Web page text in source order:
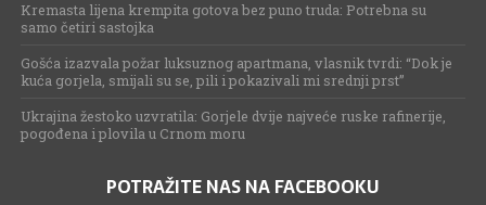
Kremasta lijena krempita gotova bez puno truda: Potrebna su
samo četiri sastojka
Gošća izazvala požar luksuznog apartmana, vlasnik tvrdi: “Dok je
kuća gorjela, smijali su se, pili i pokazivali mi srednji prst”
Ukrajina žestoko uzvratila: Gorjele dvije najveće ruske rafinerije,
pogođena i plovila u Crnom moru
POTRAŽITE NAS NA FACEBOOKU